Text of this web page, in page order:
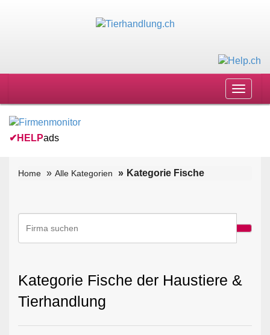
Toggle
✔ HELPads
Home Alle Kategorien Kategorie Fische
Kategorie Fische der Haustiere &
Tierhandlung